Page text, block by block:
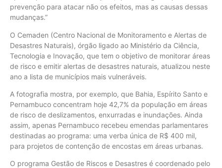
prevenção para atacar não os efeitos, mas as causas dessas
mudanças.”
O Cemaden (Centro Nacional de Monitoramento e Alertas de
Desastres Naturais), órgão ligado ao Ministério da Ciência,
Tecnologia e Inovação, que tem o objetivo de monitorar áreas
de risco e emitir alertas de desastres naturais, atualizou neste
ano a lista de municípios mais vulneráveis.
A fotografia mostra, por exemplo, que Bahia, Espírito Santo e
Pernambuco concentram hoje 42,7% da população em áreas
de risco de deslizamentos, enxurradas e inundações. Ainda
assim, apenas Pernambuco recebeu emendas parlamentares
destinadas ao programa: uma verba única de R$ 400 mil,
para projetos de contenção de encostas em áreas urbanas.
O programa Gestão de Riscos e Desastres é coordenado pelo